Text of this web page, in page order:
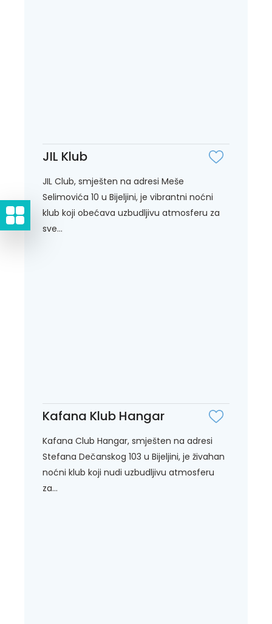
JIL Klub
JIL Club, smješten na adresi Meše
Selimovića 10 u Bijeljini, je vibrantni noćni
klub koji obećava uzbudljivu atmosferu za
sve...
Kafana Klub Hangar
Kafana Club Hangar, smješten na adresi
Stefana Dečanskog 103 u Bijeljini, je živahan
noćni klub koji nudi uzbudljivu atmosferu
za...